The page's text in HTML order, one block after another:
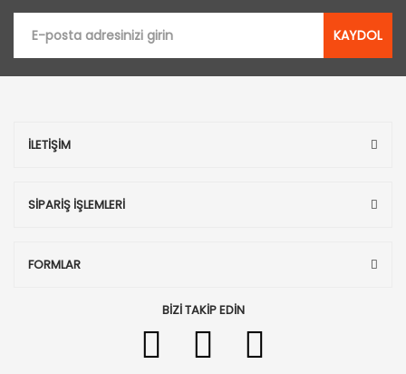
KAYDOL
İLETİŞİM
SİPARİŞ İŞLEMLERİ
FORMLAR
BİZİ TAKİP EDİN